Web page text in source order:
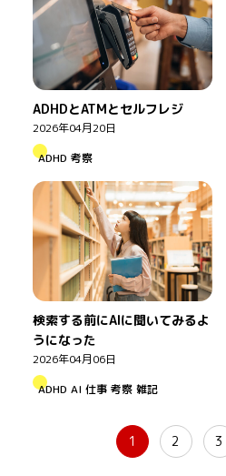
ADHDとATMとセルフレジ
2026年04月20日
ADHD 考察
検索する前にAIに聞いてみるよ
うになった
2026年04月06日
ADHD AI 仕事 考察 雑記
1 2 3